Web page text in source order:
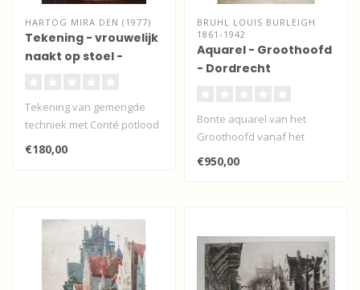
HARTOG MIRA DEN (1977)
Tekening - vrouwelijk
naakt op stoel -
Tekening van gemengde
techniek met Conté potlood
en pastelkrijt van een
vrouw m..
€180,00
BRUHL LOUIS BURLEIGH
1861-1942
Aquarel - Groothoofd
- Dordrecht
Bonte aquarel van het
Groothoofd vanaf het
Damiate-bolwerk, Dordrecht
door Louis..
€950,00